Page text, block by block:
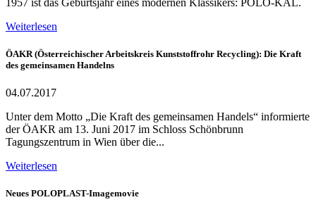
Weiterlesen
ÖAKR (Österreichischer Arbeitskreis Kunststoffrohr Recycling): Die Kraft
des gemeinsamen Handelns
04.07.2017
Unter dem Motto „Die Kraft des gemeinsamen Handels“ informierte
der ÖAKR am 13. Juni 2017 im Schloss Schönbrunn
Tagungszentrum in Wien über die...
Weiterlesen
Neues POLOPLAST-Imagemovie